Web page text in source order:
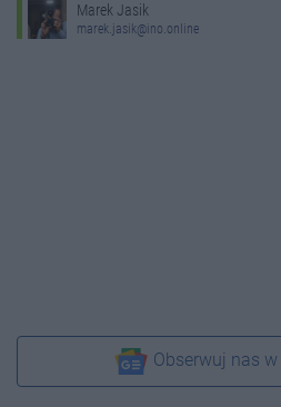
Marek Jasik
marek.jasik@ino.online
Obserwuj nas